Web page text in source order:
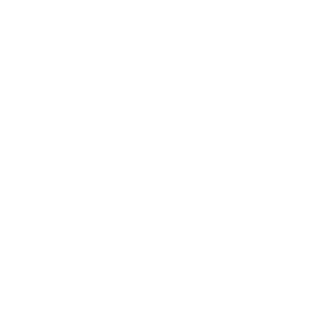
hochwertigen Pflegeprodukten
für Geschäftsreisende.